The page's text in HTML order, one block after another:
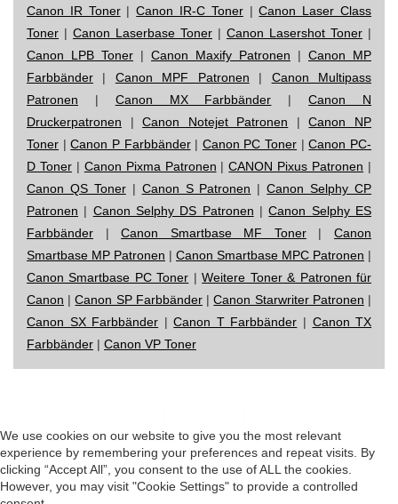
Canon IR Toner|Canon IR-C Toner|Canon Laser Class
Toner | Canon Laserbase Toner | Canon Lasershot Toner |
Canon LPB Toner | Canon Maxify Patronen | Canon MP
Farbbänder | Canon MPF Patronen | Canon Multipass
Patronen | Canon MX Farbbänder |Canon N
Druckerpatronen |Canon Notejet Patronen |Canon NP
Toner |Canon P Farbbänder| Canon PC Toner |Canon PC-
D Toner| Canon Pixma Patronen |CANON Pixus Patronen |
Canon QS Toner| Canon S Patronen |Canon Selphy CP
Patronen | Canon Selphy DS Patronen |Canon Selphy ES
Farbbänder |Canon Smartbase MF Toner|Canon
Smartbase MP Patronen | Canon Smartbase MPC Patronen |
Canon Smartbase PC Toner |Weitere Toner & Patronen für
Canon |Canon SP Farbbänder|Canon Starwriter Patronen |
Canon SX Farbbänder |Canon T Farbbänder | Canon TX
Farbbänder | Canon VP Toner
We use cookies on our website to give you the most relevant
experience by remembering your preferences and repeat visits. By
clicking “Accept All”, you consent to the use of ALL the cookies.
However, you may visit "Cookie Settings" to provide a controlled